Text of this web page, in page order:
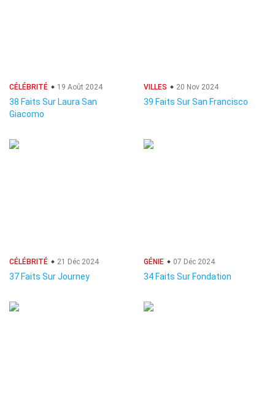
CÉLÉBRITÉ 19 Août 2024
38 Faits Sur Laura San
Giacomo
VILLES 20 Nov 2024
39 Faits Sur San Francisco
CÉLÉBRITÉ 21 Déc 2024
37 Faits Sur Journey
GÉNIE 07 Déc 2024
34 Faits Sur Fondation